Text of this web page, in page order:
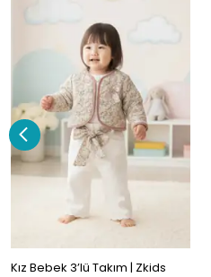
Kız Bebek 3’lü Takım | Zkids